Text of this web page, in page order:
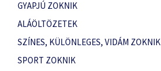
GYAPJÚ ZOKNIK
ALÁÖLTÖZETEK
SZÍNES, KÜLÖNLEGES, VIDÁM ZOKNIK
SPORT ZOKNIK